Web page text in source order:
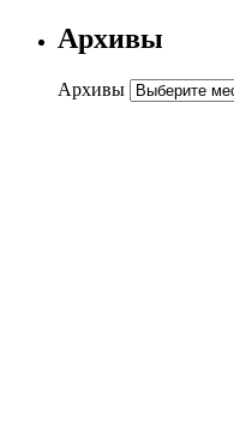
Архивы
Архивы